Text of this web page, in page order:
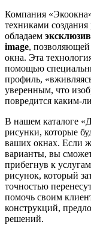
Компания
техниками
обладаем
image, позволяющей
окна. Эта
помощью
профиль,
уверенным, что
повредится каким-
В нашем каталоге
рисунки, которые
ваших окнах. Если
варианты, вы
прибегнув к
рисунок, который
точностью
помочь своим
конструкций,
решений.